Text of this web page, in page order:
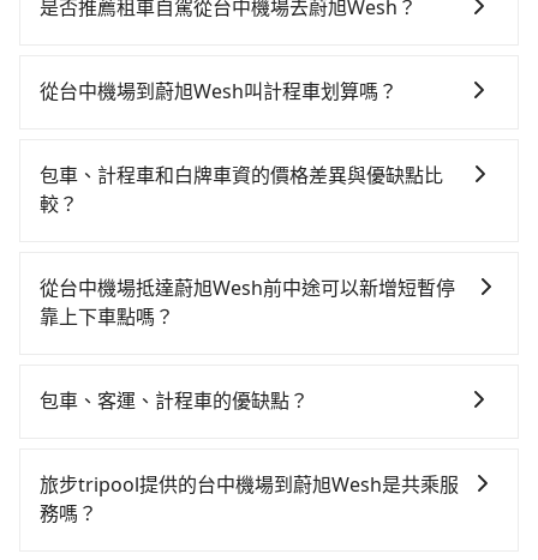
約31分鐘。抵達高鐵站後，步行進站、現場購票並於月
再用5分鐘出站、等待車站前排班的計程車，搭上小黃後
約花30分鐘、車費600元後，抵達蔚旭Wesh (台南市善
過，台中市少部分小黃司機不按表收費，看乘客是外地
人便漫天喊價或恣意繞路。但如果全程使用tripool並到
卻要額外支出約120元的交通費，所以對於不是這麼趕時
再節省50%的交通費用。
是否推薦租車自駕從台中機場去蔚旭Wesh？
時不需要閉目養神（因為要自己開車），最重要的是你
$115~205承租小轎車，每公里再額外加收$3.2，從台中
機場到蔚旭Wesh的花費預估為$2,200~2,850（金額差
估進去，但額外的汽車保險與可能的罰單都需自付。再
者，和運的iRent只提供最基本的車型，如Toyota
擇，而且無人租車最令人詬病的就是車況，打開車門才
會遇到明明已經預約了時間但上一位用戶卻遲遲尚未歸
還，又或者要還車時卻偏偏找不到停車位，對於急著用
從台中機場到蔚旭Wesh叫計程車划算嗎？
灣大車隊、Uber、Line Taxi、Yoxi等。依照里程跳錶計
算，價格約為4,075~4,900元間，但如改預約tripool可
的4.6%，其叫車的難度是雙北市的20倍。再加上台中市
有些計程車司機不按錶計費，約有27%會採現場議價，
蔚旭Wesh的最佳選擇。
包車、計程車和白牌車資的價格差異與優缺點比
較？
包車：優點是搭乘舒適可以根據自己的需求安排時間和
地點上車較客製化。此外，司機還會提供各種旅遊建議
通塞車時亦會加收延遲費用，一般屬短程接駁為主。 -
事後也無法申訴退費。
從台中機場抵達蔚旭Wesh前中途可以新增短暫停
靠上下車點嗎？
場前往蔚旭Wesh的途中可備註加點。每個加點位置，前
取額外費用是必要的補償。
包車、客運、計程車的優缺點？
上、下車，不需與旅客共乘。但通常需要提前預約。 客
運：最經濟實惠的交通方式，通常有固定的路線和時間
旅步tripool提供的台中機場到蔚旭Wesh是共乘服
務嗎？